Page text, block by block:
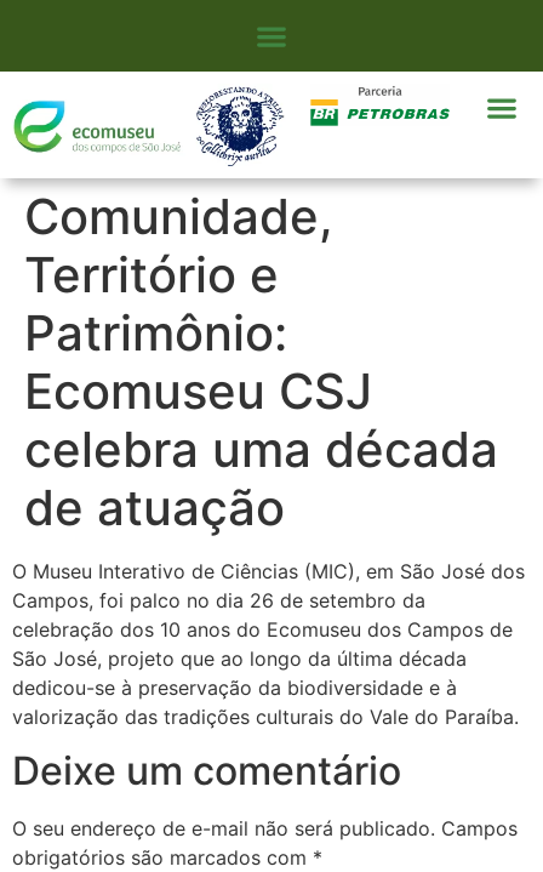
Comunidade,
Território e
Patrimônio:
Ecomuseu CSJ
celebra uma década
de atuação
O Museu Interativo de Ciências (MIC), em São José dos
Campos, foi palco no dia 26 de setembro da
celebração dos 10 anos do Ecomuseu dos Campos de
São José, projeto que ao longo da última década
dedicou-se à preservação da biodiversidade e à
valorização das tradições culturais do Vale do Paraíba.
Deixe um comentário
O seu endereço de e-mail não será publicado. Campos
obrigatórios são marcados com *